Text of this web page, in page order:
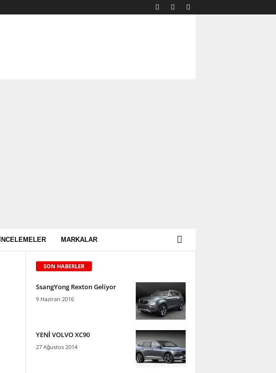
İNCELEMELER MARKALAR
SON HABERLER
SsangYong Rexton Geliyor
9 Haziran 2016
YENİ VOLVO XC90
27 Ağustos 2014